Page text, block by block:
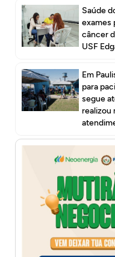
Saúde
exames
câncer
USF
Em
para
segue
realizou